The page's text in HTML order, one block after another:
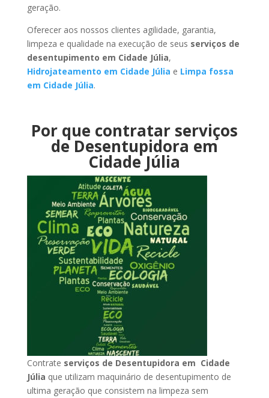
geração.
Oferecer aos nossos clientes agilidade, garantia,
limpeza e qualidade na execução de seus serviços de
desentupimento em Cidade Júlia,
Hidrojateamento em Cidade Júlia e Limpa fossa
em Cidade Júlia.
Por que contratar serviços
de Desentupidora em
Cidade Júlia
Contrate serviços de Desentupidora em Cidade
Júlia que utilizam maquinário de desentupimento de
ultima geração que consistem na limpeza sem